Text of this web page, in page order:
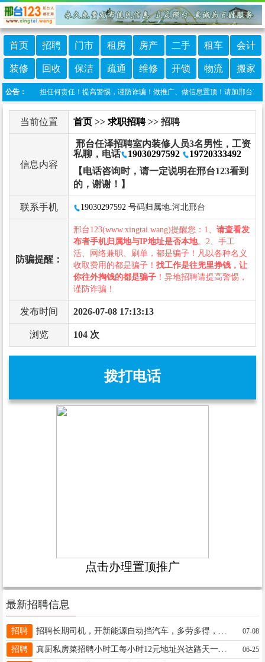
首页 招聘 门市 租房 房产 二手 租车 会计
装修 回收 保洁 疏通 维修 开锁 物流 搬家
公告：
123不承担任何责任！提高警惕，谨防诈骗！做推广、做信息置顶！请加邢台123客
当前位置 首页 >> 求职招聘>> 招聘
信息内容
邢台任泽招聘室内装修人员3名男性，工资
私聊，电话
19030297592
19720333492
【电话咨询时，请一定说明在邢台123看到
的，谢谢！】
联系手机 19030297592 号码归属地:河北邢台
防骗提醒：
邢台123(www.xingtai.wang)提醒您：1、 请查看发
布者手机归属地与IP地址是否本地。2、手工
活、网络兼职、刷单，都是骗子！凡以各种名义
收取费用的都是骗子！ 找工作是往兜里挣钱，让
你往外掏钱的都是骗子 ！异地招聘请提高警惕，
谨防诈骗！
发布时间 2026-07-08 17:13:13
浏览 104 次
拨打电话
点击办理置顶推广
最新招聘信息
招聘 07-08
招聘 真厨私房菜招聘小时工每小时12元地址兴达路天一湾北牛尾河边电话19912077575 06-25